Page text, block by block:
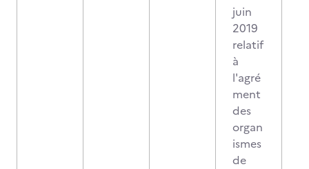
juin
2019
relatif
à
l'agré
ment
des
organ
ismes
de